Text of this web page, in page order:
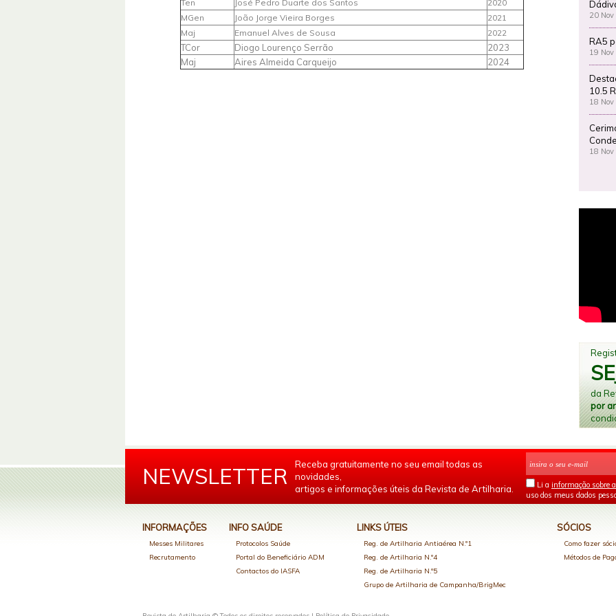
Ten José Pedro Duarte dos Santos
2020
MGen
João Jorge Vieira Borges
2021
Maj
Emanuel Alves de Sousa 2022
TCor Diogo Lourenço Serrão
2023
Maj
Aires Almeida Carqueijo 2024
20
RA5
19
10.5
18
18
da
por
NEWSLETTER
Receba gratuitamente no seu email todas as
novidades,
artigos e informações úteis da Revista de Artilharia.
Li a informação sobre
uso dos meus dados
INFORMAÇÕES
Messes Militares
Recrutamento
INFO SAÚDE
Protocolos Saúde
Portal do Beneficiário ADM
Contactos do IASFA
LINKS ÚTEIS
Reg. de Artilharia Antiaérea N.º1
Reg. de Artilharia N.º4
Reg. de Artilharia N.º5
Grupo de Artilharia de Campanha/BrigMec
SÓCIOS
Como fazer
Métodos de